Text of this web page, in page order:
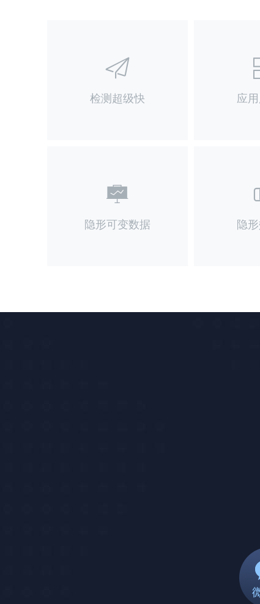
检测超级快 应
隐形可变数据 隐